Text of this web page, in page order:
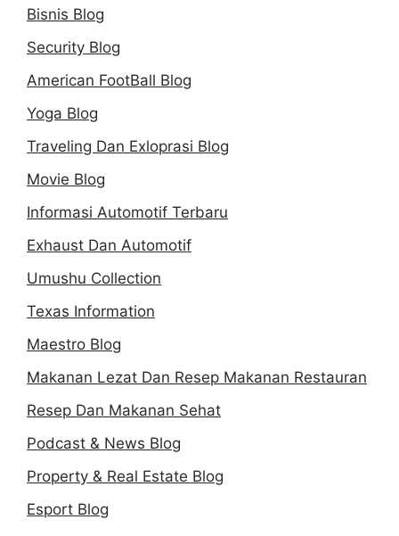
Bisnis Blog
Security Blog
American FootBall Blog
Yoga Blog
Traveling Dan Exloprasi Blog
Movie Blog
Informasi Automotif Terbaru
Exhaust Dan Automotif
Umushu Collection
Texas Information
Maestro Blog
Makanan Lezat Dan Resep Makanan Restauran
Resep Dan Makanan Sehat
Podcast & News Blog
Property & Real Estate Blog
Esport Blog